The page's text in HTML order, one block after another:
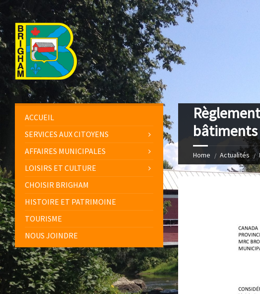
bâtiments
Home Actualités
ACCUEIL
SERVICES AUX CITOYENS
AFFAIRES MUNICIPALES
LOISIRS ET CULTURE
CHOISIR BRIGHAM
HISTOIRE ET PATRIMOINE
TOURISME
NOUS JOINDRE